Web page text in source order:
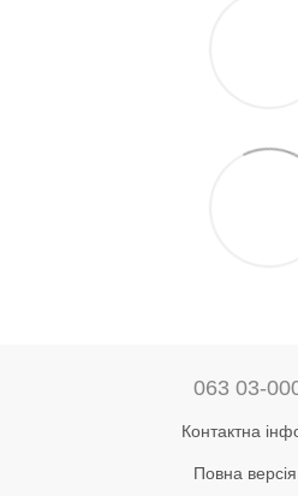
063 03-
Контактна
Повна